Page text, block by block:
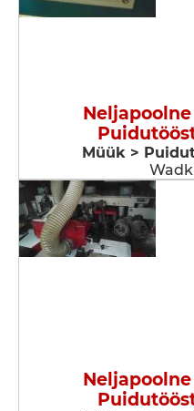
Müük >